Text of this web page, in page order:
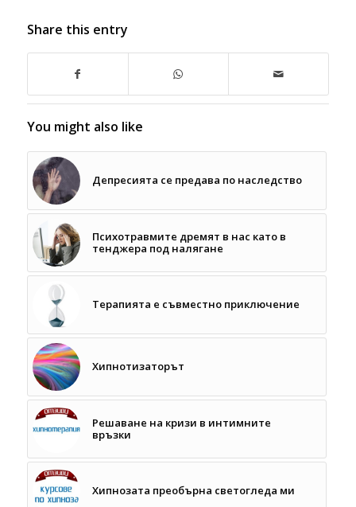
Share this entry
You might also like
Депресията се предава по наследство
Психотравмите дремят в нас като в
тенджера под налягане
Терапията е съвместно приключение
Хипнотизаторът
Решаване на кризи в интимните
връзки
Хипнозата преобърна светогледа ми